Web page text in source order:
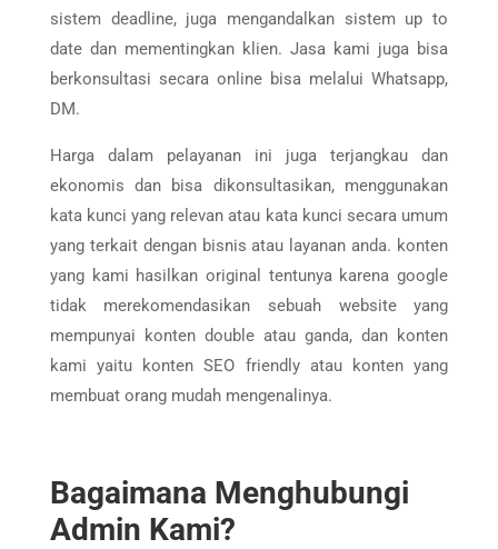
sistem deadline, juga mengandalkan sistem up to
date dan mementingkan klien. Jasa kami juga bisa
berkonsultasi secara online bisa melalui Whatsapp,
DM.
Harga dalam pelayanan ini juga terjangkau dan
ekonomis dan bisa dikonsultasikan, menggunakan
kata kunci yang relevan atau kata kunci secara umum
yang terkait dengan bisnis atau layanan anda. konten
yang kami hasilkan original tentunya karena google
tidak merekomendasikan sebuah website yang
mempunyai konten double atau ganda, dan konten
kami yaitu konten SEO friendly atau konten yang
membuat orang mudah mengenalinya.
Bagaimana Menghubungi
Admin Kami?